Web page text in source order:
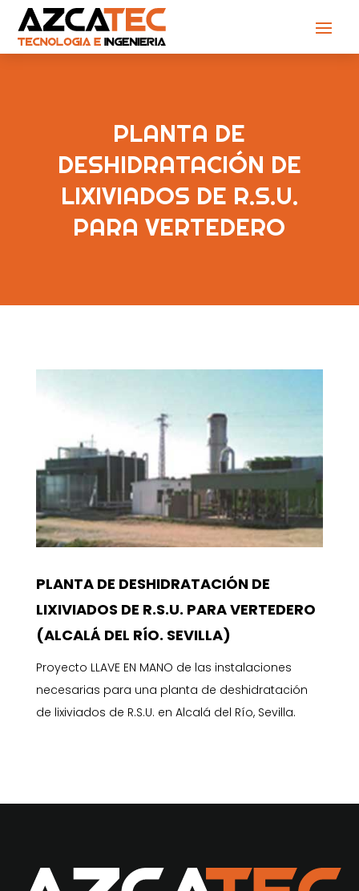
PLANTA DE
DESHIDRATACIÓN DE
LIXIVIADOS DE R.S.U.
PARA VERTEDERO
PLANTA DE DESHIDRATACIÓN DE
LIXIVIADOS DE R.S.U. PARA VERTEDERO
(ALCALÁ DEL RÍO. SEVILLA)
Proyecto LLAVE EN MANO de las instalaciones
necesarias para una planta de deshidratación
de lixiviados de R.S.U. en Alcalá del Río, Sevilla.